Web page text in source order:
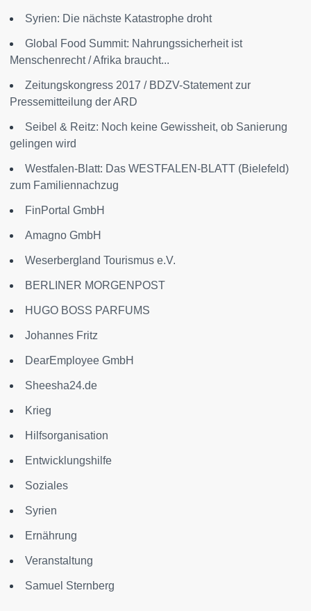
Syrien: Die nächste Katastrophe droht
Global Food Summit: Nahrungssicherheit ist
Menschenrecht / Afrika braucht...
Zeitungskongress 2017 / BDZV-Statement zur
Pressemitteilung der ARD
Seibel & Reitz: Noch keine Gewissheit, ob Sanierung
gelingen wird
Westfalen-Blatt: Das WESTFALEN-BLATT (Bielefeld)
zum Familiennachzug
FinPortal GmbH
Amagno GmbH
Weserbergland Tourismus e.V.
BERLINER MORGENPOST
HUGO BOSS PARFUMS
Johannes Fritz
DearEmployee GmbH
Sheesha24.de
Krieg
Hilfsorganisation
Entwicklungshilfe
Soziales
Syrien
Ernährung
Veranstaltung
Samuel Sternberg